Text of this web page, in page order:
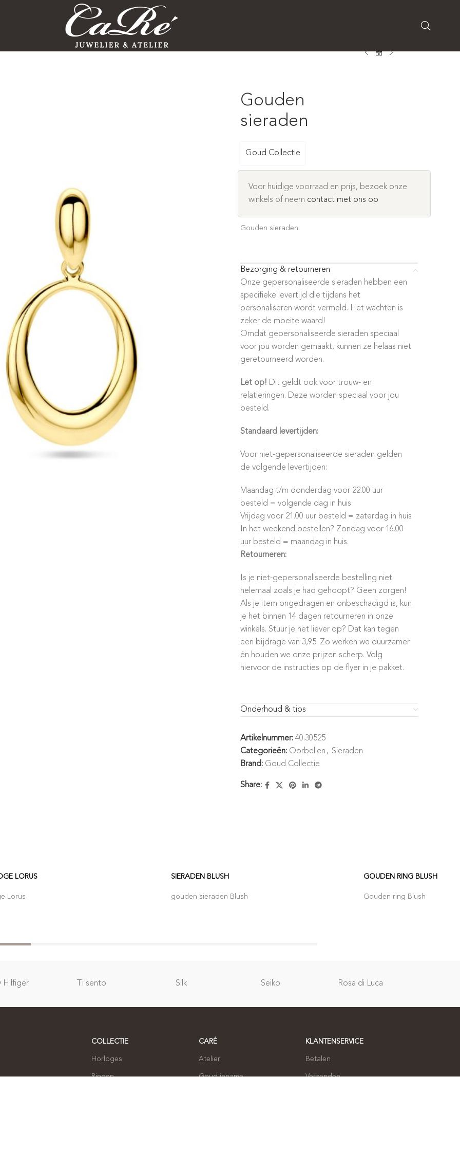
Gouden
sieraden
Goud Collectie
Voor huidige voorraad en prijs, bezoek onze
winkels of neem contact met ons op
Gouden sieraden
Bezorging & retourneren
Onze gepersonaliseerde sieraden hebben een
specifieke levertijd die tijdens het
personaliseren wordt vermeld. Het wachten is
zeker de moeite waard!
Omdat gepersonaliseerde sieraden speciaal
voor jou worden gemaakt, kunnen ze helaas niet
geretourneerd worden.
Let op! Dit geldt ook voor trouw- en
relatieringen. Deze worden speciaal voor jou
besteld.
Standaard levertijden:
Voor niet-gepersonaliseerde sieraden gelden
de volgende levertijden:
Maandag t/m donderdag voor 22.00 uur
besteld = volgende dag in huis
Vrijdag voor 21.00 uur besteld = zaterdag in huis
In het weekend bestellen? Zondag voor 16.00
uur besteld = maandag in huis.
Retourneren:
Is je niet-gepersonaliseerde bestelling niet
helemaal zoals je had gehoopt? Geen zorgen!
Als je item ongedragen en onbeschadigd is, kun
je het binnen 14 dagen retourneren in onze
winkels. Stuur je het liever op? Dat kan tegen
een bijdrage van 3,95. Zo werken we duurzamer
én houden we onze prijzen scherp. Volg
hiervoor de instructies op de flyer in je pakket.
Onderhoud & tips
Artikelnummer: 40.30525
Categorieën: Oorbellen , Sieraden
Brand: Goud Collectie
Share:
LORUS
Lorus
SIERADEN BLUSH
gouden sieraden Blush
GOUDEN RING BLUSH
Gouden ring Blush
Hilfiger Ti sento Silk Seiko Rosa di Luca
COLLECTIE
Horloges
Ringen
CARÉ
Atelier
Goud inname
KLANTENSERVICE
Betalen
Verzenden